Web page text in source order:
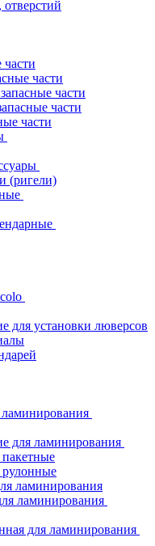
части
части
части
части
части
(ригели)
для установки люверсов
для ламинирования
ламинирования
ламинирования
для ламинирования